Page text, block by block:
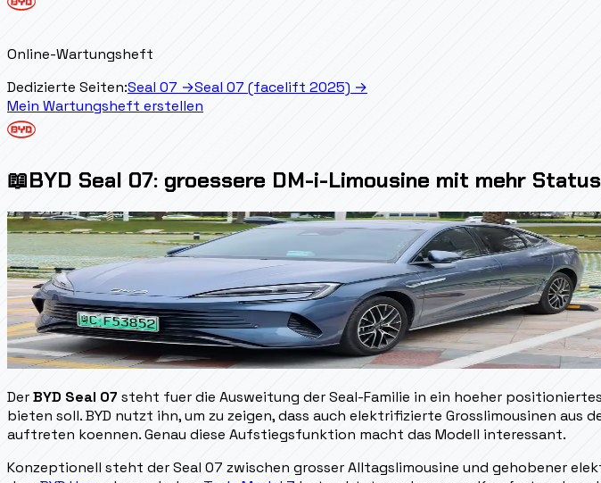
Online-Wartungsheft
Dedizierte Seiten:Seal 07 →Seal 07 (facelift 2025) →
Mein Wartungsheft erstellen
📖BYD Seal 07: groessere DM-i-Limousine mit mehr
DerBYD Seal 07 steht fuer die Ausweitung der Seal-Familie in ein hoeher
bieten soll. BYD nutzt ihn, um zu zeigen, dass auch elektrifizierte Grosslimousinen
auftreten koennen. Genau diese Aufstiegsfunktion macht das Modell interessant.
Konzeptionell steht der Seal 07 zwischen grosser Alltagslimousine und gehobener